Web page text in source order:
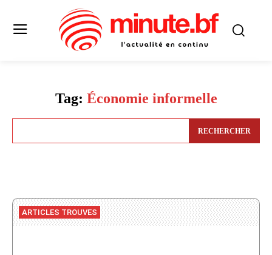
Tag: Économie informelle
RECHERCHER
ARTICLES TROUVES